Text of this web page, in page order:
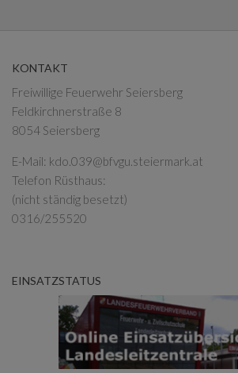
KONTAKT
Freiwillige Feuerwehr Seiersberg
Feldkirchnerstraße 8
8054 Seiersberg
E-Mail: kdo.039@bfvgu.steiermark.at
Telefon Rüsthaus:
(nicht ständig besetzt)
0316/255520
EINSATZSTATUS